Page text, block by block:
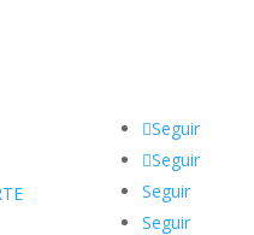
Seguir
Seguir
Seguir
Seguir